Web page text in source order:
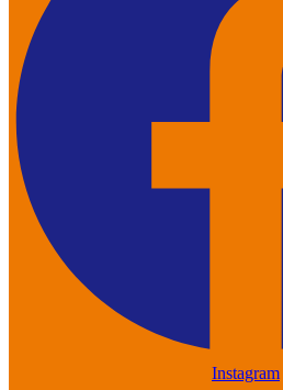
Instagram